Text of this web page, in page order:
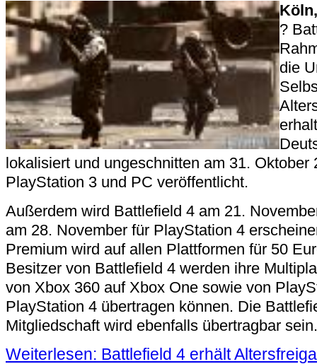
?
die
lokalisiert und ungeschnitten am 31. Oktober
PlayStation 3 und PC veröffentlicht.
Außerdem wird Battlefield 4 am 21.
am 28. November für PlayStation 4
Premium wird auf allen Plattformen für 50
Besitzer von Battlefield 4 werden ihre
von Xbox 360 auf Xbox One sowie von
PlayStation 4 übertragen können. Die
Mitgliedschaft wird ebenfalls übertragbar sein.
Weiterlesen: Battlefield 4 erhält